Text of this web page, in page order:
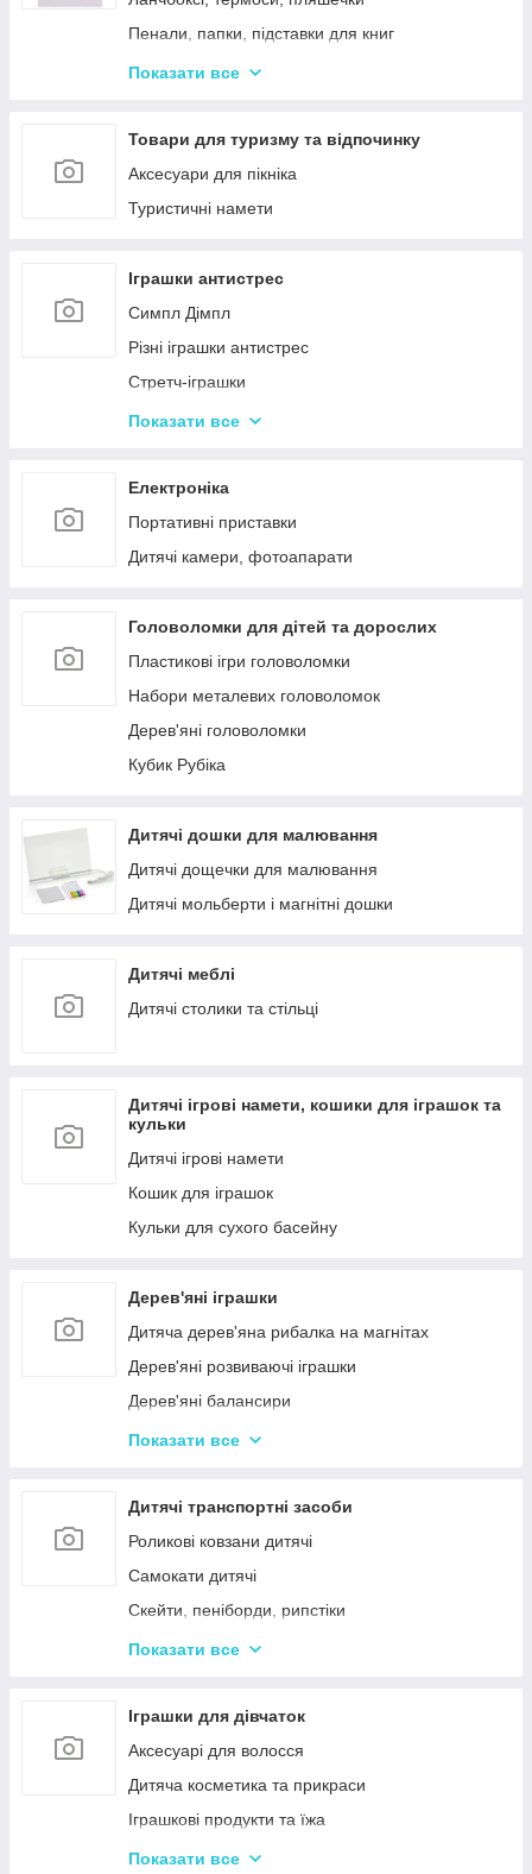
Пенали, папки, підставки для книг
Фарбі, пензлики, альбоми
Зошити, блокноти, щоденники, обкладинки
Наклейки, стікери, закладки
Кольоровий папір, картон, клей
Циркулі, лінійки, трафарети
Художні аксесуари та інструменти
Показати все
Товари для туризму та відпочинку
Аксесуари для пікніка
Туристичні намети
Іграшки антистрес
Симпл Дімпл
Різні іграшки антистрес
Стретч-іграшки
Іграшки Pop it
Показати все
Електроніка
Портативні приставки
Дитячі камери, фотоапарати
Головоломки для дітей та дорослих
Пластикові ігри головоломки
Набори металевих головоломок
Дерев'яні головоломки
Кубик Рубіка
Дитячі дошки для малювання
Дитячі дощечки для малювання
Дитячі мольберти і магнітні дошки
Дитячі меблі
Дитячі столики та стільці
Дитячі ігрові намети, кошики для іграшок та
кульки
Дитячі ігрові намети
Кошик для іграшок
Кульки для сухого басейну
Дерев'яні іграшки
Дитяча дерев'яна рибалка на магнітах
Дерев'яні розвиваючі іграшки
Дерев'яні балансири
Дерев'яні пазли для дорослих
Дерев'яні іграшки-лабіринти
Дерев'яні іграшкові кубики, пірамідки
Дерев'яні іграшки-шнурівки
Дерев'яні дитячі конструктори
Різні дерев'яні іграшки
Показати все
Дитячі транспортні засоби
Роликові ковзани дитячі
Самокати дитячі
Скейти, пеніборди, рипстіки
Каталки та толокари
Показати все
Іграшки для дівчаток
Аксесуарі для волосся
Дитяча косметика та прикраси
Іграшкові продукти та їжа
Іграшковий посуд
Показати все